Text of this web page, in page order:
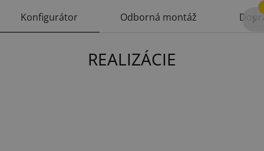
Konfigurátor Odborná montáž
REALIZÁCIE